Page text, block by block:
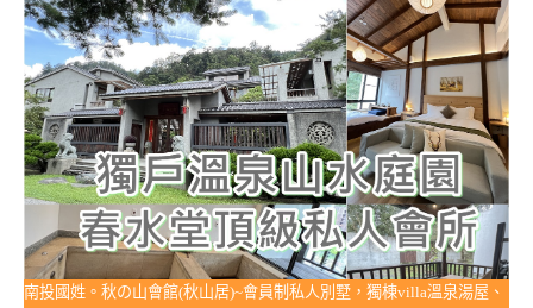
南投國姓。秋の山會館(秋山居)~會員制私人別墅，獨棟villa溫泉湯屋、